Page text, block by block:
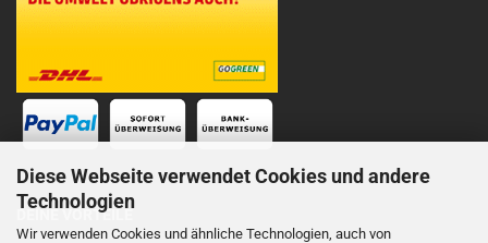
Diese Webseite verwendet Cookies und andere
Technologien
Wir verwenden Cookies und ähnliche Technologien, auch von
DEINE VORTEILE